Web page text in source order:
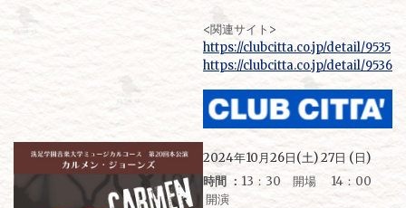
<関連サイト>
https://clubcitta.co.jp/detail/9535
https://clubcitta.co.jp/detail/9536
2024年10月26日(土) 27日 (日)
時間 ： 13：30 開場 14：00
開演